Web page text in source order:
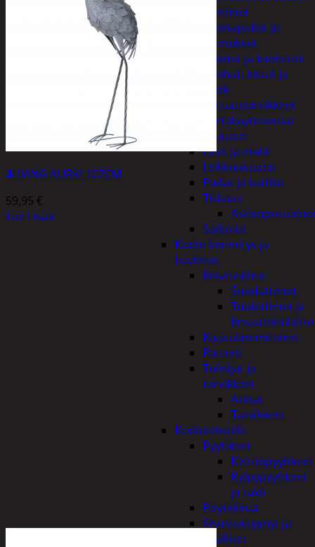
Aterimet
Juomapullot ja
termokset
Kannut ja kanisterit
Kauhat, lastat ja
sudit
Kattaustarvikkeet
Kertakäyttöastiat
Lautaset
Lasit ja mukit
Leikkuulaudat
Padat ja kattilat
Tiskaus
Säilöntä
Kodin lämmitys ja
tuuletus
Ilmanvaihto
Suodattimet
Tuulettimet ja
Kaasulämmittimet
Patterit
Tulisijat ja
tarvikkeet
Arinat
Tarvikkeet
Kodintekstiilit
Pyyhkeet
Keittiöpyyhkeet
Kylpypyyhkeet
ja takit
Pöytäliinat
Sisustustyynyt ja
päälliset
4LIVING KURKI 107CM
59,95 €
Lue Lisää